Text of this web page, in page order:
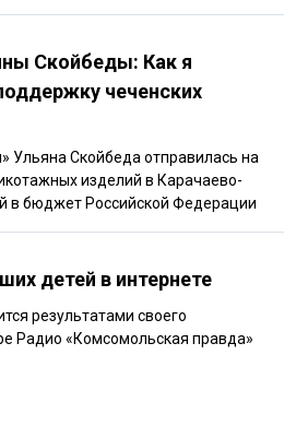
Скойбеды: Как я
чеченских
Ульяна Скойбеда отправилась на
изделий в Карачаево-
в бюджет Российской Федерации
детей в интернете
результатами своего
Радио «Комсомольская правда»